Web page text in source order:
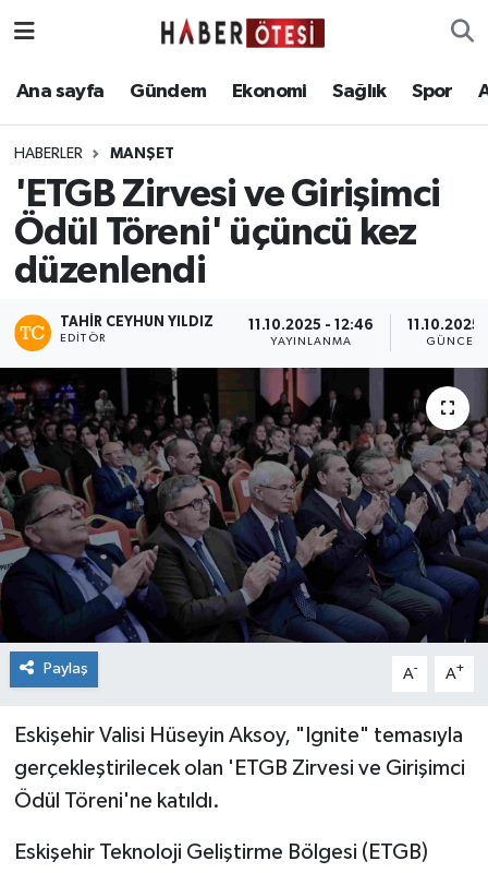
Ana sayfa Gündem Ekonomi Sağlık Spor
HABERLER MANŞET
'ETGB Zirvesi ve Girişimci
Ödül Töreni' üçüncü kez
düzenlendi
TAHIR CEYHUN YILDIZ
EDITÖR
11.10.2025 - 12:46
YAYINLANMA
11.10.2025
Paylaş A- A+
Eskişehir Valisi Hüseyin Aksoy, "Ignite" temasıyla
gerçekleştirilecek olan 'ETGB Zirvesi ve Girişimci
Ödül Töreni'ne katıldı.
Eskişehir Teknoloji Geliştirme Bölgesi (ETGB)
Ana sayfa
Ekonomi
Sağlık
Teknoloji
Eskişehir Nöbetçi Eczaneler
Eskişehir Namaz Vakitleri
Eskişehir Trafik Yoğunluk Haritası
Son Dakika Haberleri
Haber Arşivi